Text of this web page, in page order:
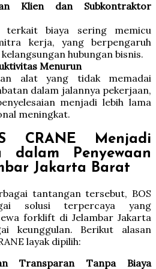
Klien dan Subkontraktor
terkait biaya sering memicu
kerja, yang berpengaruh
hubungan bisnis.
Menurun
alat yang tidak memadai
dalam jalannya pekerjaan,
menjadi lebih lama
meningkat.
CRANE Menjadi
dalam Penyewaan
Jakarta Barat
tantangan tersebut, BOS
solusi terpercaya yang
forklift di Jelambar Jakarta
keunggulan. Berikut alasan
layak dipilih:
Transparan Tanpa Biaya